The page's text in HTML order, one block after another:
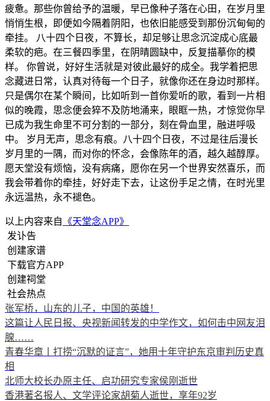
疲惫。那些你曾给予的温暖，早已像种子落在心田，在岁月里
悄悄生根，即便如今隔着阴阳，也依旧能感受到那份沉甸甸的
牵挂。 八十四个日夜，不算长，却足够让思念沉淀成心底最
柔软的疤。在三餐四季里，在阴晴圆缺中，反复描摹你的模
样。 你曾说，好好生活就是对彼此最好的成全。我学着把思
念藏进日常，认真对待每一个日子，就像你还在身边时那样。
只是偶尔在某个瞬间，比如听到一首你爱听的歌，看到一片相
似的晚霞，思念便会猝不及防地涌来，眼眶一热，才惊觉你早
已成为我生命里不可分割的一部分，刻在骨血里，融进呼吸
中。 岁月无声，思念有痕。八十四个日夜，不过是往后漫长
岁月里的一隅，而对你的怀念，会像陈年的酒，越久越醇厚。
愿天堂没有烦恼，没有病痛，愿你在另一个世界安然喜乐，而
我会带着你的牵挂，好好走下去，让这份手足之情，在时光里
永远温热，永不褪色。
以上内容来自 《天堂念APP》
发讣告
创建家谱
下载官方APP
创建祠堂
社会热点
张军桥，山东的儿子，中国的英雄！
这篇让人民日报、央视新闻转发的中学作文，如何击中网友泪
腺……
青春华章丨打捞“沉默的证言”，她用十年守护东京审判历史真
相
北师大校长办原主任、启功研究专家侯刚逝世
香港著名报人、文学评论家胡菊人逝世，享年92岁